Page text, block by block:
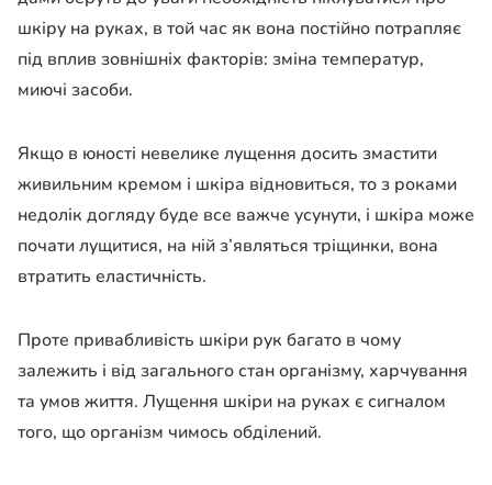
шкіру на руках, в той час як вона постійно потрапляє
під вплив зовнішніх факторів: зміна температур,
миючі засоби.
Якщо в юності невелике лущення досить змастити
живильним кремом і шкіра відновиться, то з роками
недолік догляду буде все важче усунути, і шкіра може
почати лущитися, на ній з’являться тріщинки, вона
втратить еластичність.
Проте привабливість шкіри рук багато в чому
залежить і від загального стан організму, харчування
та умов життя. Лущення шкіри на руках є сигналом
того, що організм чимось обділений.